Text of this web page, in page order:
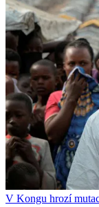
V Kongu hrozí